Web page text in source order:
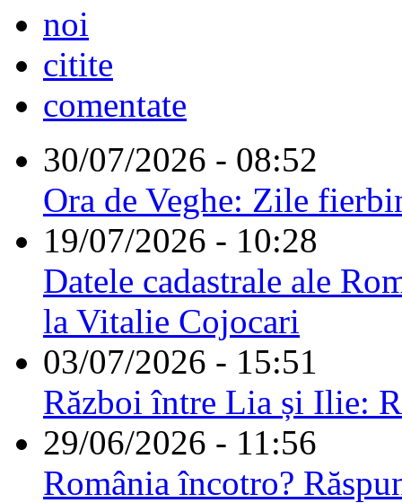
noi
citite
comentate
30/07/2026 - 08:52
Ora de Veghe: Zile
19/07/2026 - 10:28
Datele cadastrale ale
la Vitalie Cojocari
03/07/2026 - 15:51
Război între Lia și Ilie:
29/06/2026 - 11:56
România încotro?